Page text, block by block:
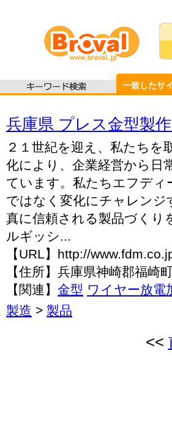
一致したサ
兵庫県 プレス金型製
２１世紀を迎え、私たちを
化により、企業経営から日
ています。私たちエフディ
ではなく変化にチャレン
真に信頼される製品づくり
ルギッシ...
【URL】http://
【住所】兵庫県神崎郡福崎
【関連】 金型 ワイヤー放電
製造 > 製品
<<